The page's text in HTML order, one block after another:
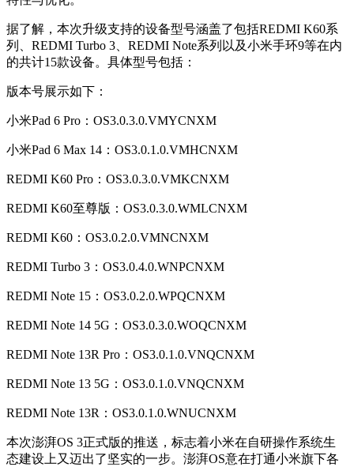
据了解，本次升级支持的设备型号涵盖了包括REDMI K60系
列、REDMI Turbo 3、REDMI Note系列以及小米手环9等在内
的共计15款设备。具体型号包括：
版本号展示如下：
小米Pad 6 Pro：OS3.0.3.0.VMYCNXM
小米Pad 6 Max 14：OS3.0.1.0.VMHCNXM
REDMI K60 Pro：OS3.0.3.0.VMKCNXM
REDMI K60至尊版：OS3.0.3.0.WMLCNXM
REDMI K60：OS3.0.2.0.VMNCNXM
REDMI Turbo 3：OS3.0.4.0.WNPCNXM
REDMI Note 15：OS3.0.2.0.WPQCNXM
REDMI Note 14 5G：OS3.0.3.0.WOQCNXM
REDMI Note 13R Pro：OS3.0.1.0.VNQCNXM
REDMI Note 13 5G：OS3.0.1.0.VNQCNXM
REDMI Note 13R：OS3.0.1.0.WNUCNXM
本次澎湃OS 3正式版的推送，标志着小米在自研操作系统生
态建设上又迈出了坚实的一步。澎湃OS意在打通小米旗下各